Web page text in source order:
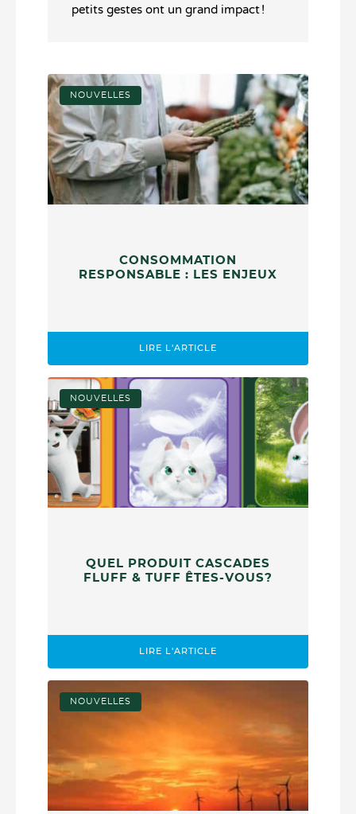
petits gestes ont un grand impact !
NOUVELLES
CONSOMMATION
RESPONSABLE : LES ENJEUX
LIRE L'ARTICLE
NOUVELLES
QUEL PRODUIT CASCADES
FLUFF & TUFF ÊTES-VOUS?
LIRE L'ARTICLE
NOUVELLES